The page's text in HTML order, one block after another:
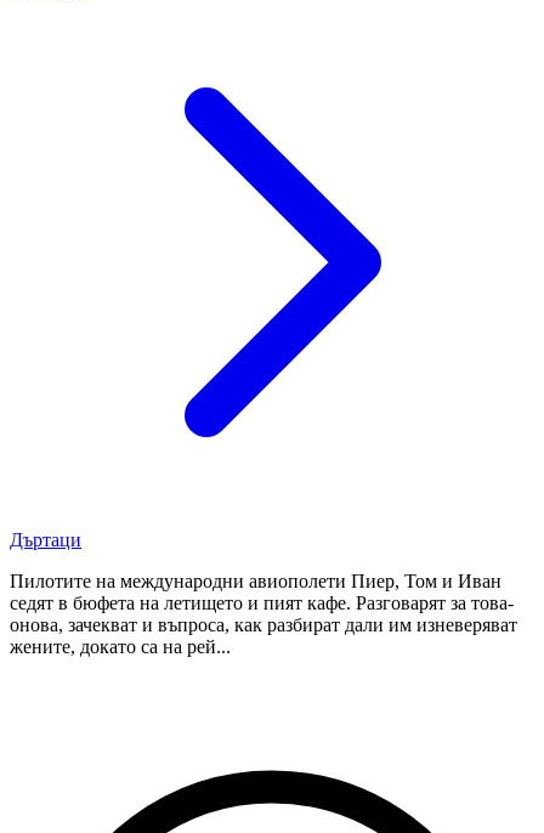
Дъртаци
Пилотите на международни авиополети Пиер, Том и Иван
седят в бюфета на летището и пият кафе. Разговарят за това-
онова, зачекват и въпроса, как разбират дали им изневеряват
жените, докато са на рей...